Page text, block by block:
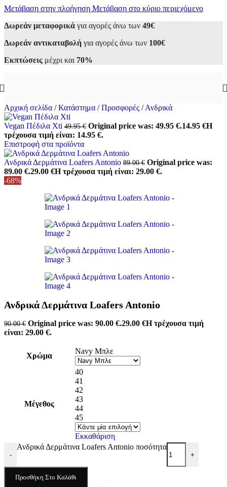
Μετάβαση στην πλοήγηση Μετάβαση στο κύριο περιεχόμενο
Δωρεάν μεταφορικά για αγορές άνω των 49€
Δωρεάν αντικαταβολή για αγορές άνω των 100€
Εκπτώσεις μέχρι και 70%
Αρχική σελίδα / Κατάστημα / Προσφορές / Ανδρικά
Vegan Πέδιλα Χti 49.95€ Original price was: 49.95 €.14.95 €Η
τρέχουσα τιμή είναι: 14.95 €.
Επιστροφή στα προϊόντα
Ανδρικά Δερμάτινα Loafers Antonio 89.00€ Original price was:
89.00 €.29.00 €Η τρέχουσα τιμή είναι: 29.00 €.
-68%
Ανδρικά Δερμάτινα Loafers Antonio
90.00€ Original price was: 90.00 €.29.00 €Η τρέχουσα τιμή
είναι: 29.00 €.
Χρώμα
Navy Μπλε
Μέγεθος
40
41
42
43
44
45
Εκκαθάριση
-
Ανδρικά Δερμάτινα Loafers Antonio ποσότητα
+
Προσθήκη Στο Καλάθι